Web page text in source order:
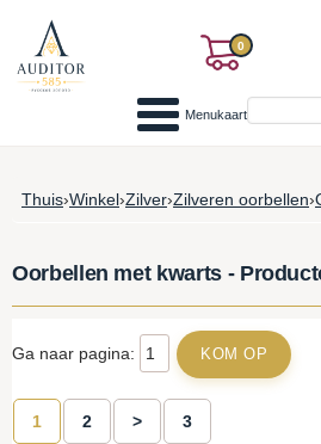
0
Menukaart
Thuis›Winkel›Zilver›Zilveren oorbellen›
Oorbellen met kwarts -
Ga naar pagina:
1 2 > 3